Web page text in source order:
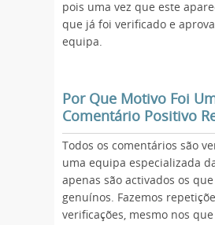
pois uma vez que este
que já foi verificado e
equipa.
Por Que Motivo Foi
Comentário Positivo
Todos os comentários são
uma equipa especializada
apenas são activados os que
genuínos. Fazemos
verificações, mesmo nos